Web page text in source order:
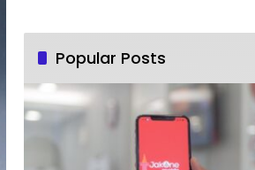
Popular Posts